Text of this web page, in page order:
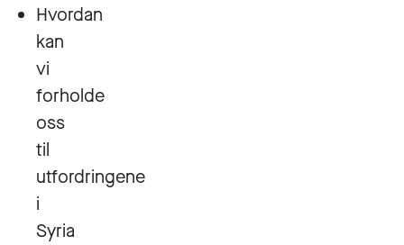
Hvordan
kan
vi
forholde
oss
til
utfordringene
i
Syria